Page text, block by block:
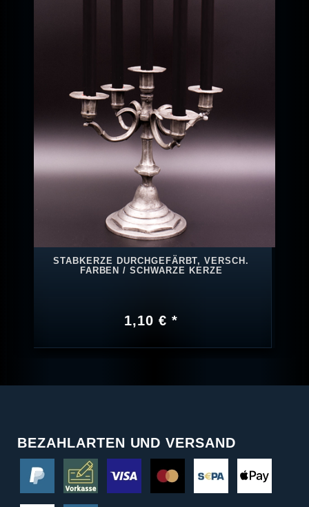
STABKERZE DURCHGEFÄRBT, VERSCH.
FARBEN / SCHWARZE KERZE
1,10 € *
BEZAHLARTEN UND VERSAND